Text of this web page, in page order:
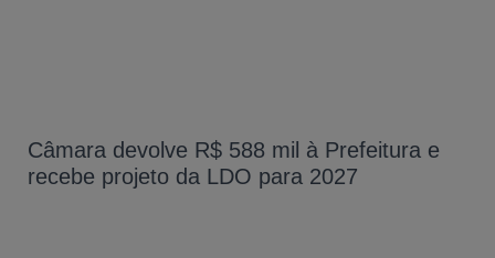
Câmara devolve R$ 588 mil à Prefeitura e
recebe projeto da LDO para 2027